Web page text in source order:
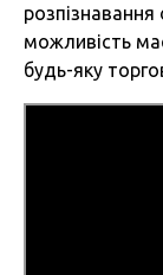
можливість
будь-яку